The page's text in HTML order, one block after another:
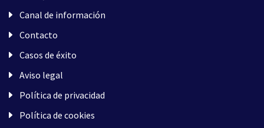
Canal de información
Contacto
Casos de éxito
Aviso legal
Política de privacidad
Política de cookies